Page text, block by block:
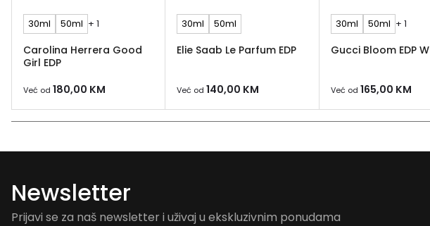
30ml 50ml + 1
Carolina Herrera Good
Girl EDP
Već od 180,00 KM
30ml 50ml
Elie Saab Le Parfum EDP
Već od 140,00 KM
30ml 50ml + 1
Gucci Bloom EDP W
Već od 165,00 KM
Newsletter
Prijavi se za naš newsletter i uživaj u ekskluzivnim ponudama